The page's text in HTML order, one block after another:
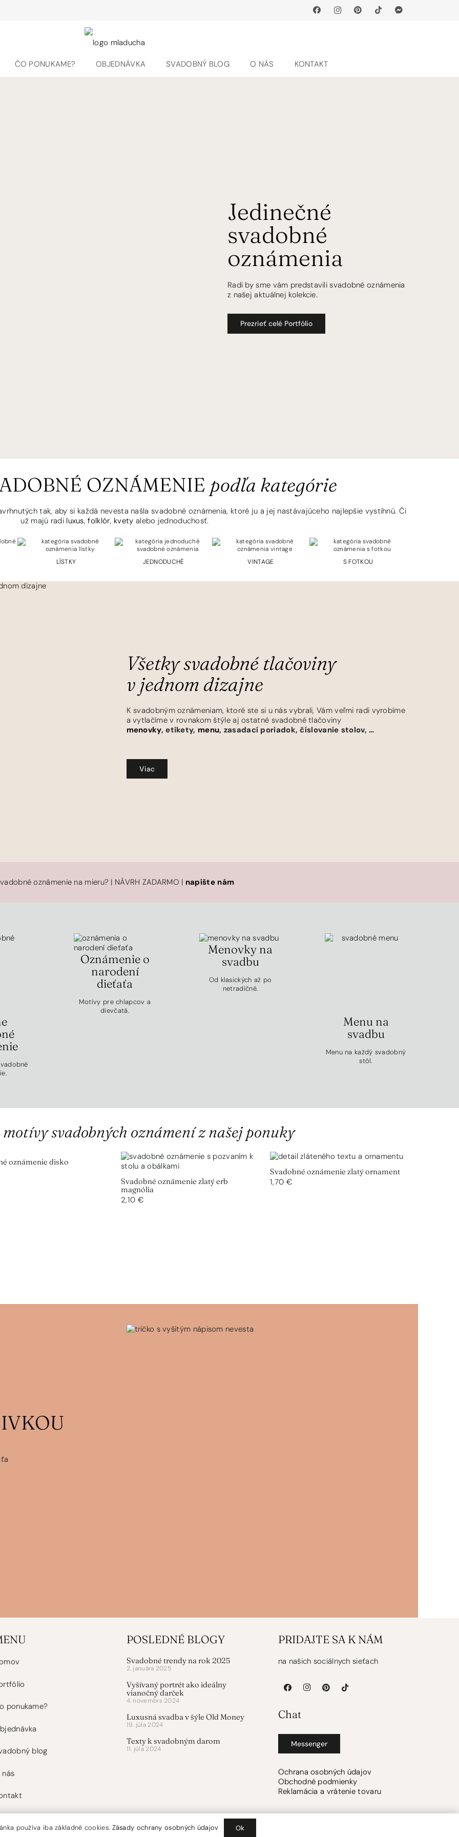
ČO PONUKAME? OBJEDNÁVKA SVADOBNÝ BLOG O NÁS KONTAKT
Jedinečné
svadobné
oznámenia
Radi by sme vám predstavili svadobné oznámenia
z našej aktuálnej kolekcie.
Prezrieť celé Portfólio
OZNÁMENIE podľa kategórie
tak, aby si každá nevesta našla svadobné oznámenia, ktoré ju a jej nastávajúceho najlepšie vystihnú. Či
už majú radi luxus,folklór, kvety alebo jednoduchosť.
LÍSTKY JEDNODUCHÉ VINTAGE S FOTKOU
Všetky svadobné tlačoviny
v jednom dizajne
K svadobným oznámeniam, ktoré ste si u nás vybrali, Vám veľmi radi vyrobíme
a vytlačíme v rovnakom štýle aj ostatné svadobné tlačoviny
menovky, etikety, menu, zasadací poriadok, číslovanie stolov, …
Viac
oznámenie na mieru? | NÁVRH ZADARMO | napíšte nám
Oznámenie o
narodení
dieťaťa
Motívy pre chlapcov a
dievčatá.
Menovky na
svadbu
Od klasických až po
netradičné.
Menu na
svadbu
Menu na každý svadobný
stôl.
svadobných oznámení z našej ponuky
oznámenie disko
Svadobné oznámenie zlatý erb
magnólia
2,10 €
Svadobné oznámenie zlatý ornament
1,70 €
ponukame?
blog
nás
POSLEDNÉ BLOGY
Svadobné trendy na rok 2025
2. januára 2025
Vyšívaný portrét ako ideálny
vianočný darček
4. novembra 2024
Luxusná svadba v šýle Old Money
19. júla 2024
Texty k svadobným darom
11. júla 2024
PRIDAJTE SA K NÁM
na našich sociálnych sieťach
Chat
Messenger
Ochrana osobných údajov
Obchodné podmienky
Reklamácia a vrátenie tovaru
Nie sme platcovia dph.
používa iba základné cookies. Zásady ochrany osobných údajov Ok